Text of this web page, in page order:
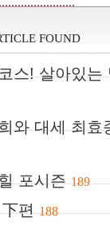
FOUND
스! 살아있
와 대세 최
포시즌 189
편 188